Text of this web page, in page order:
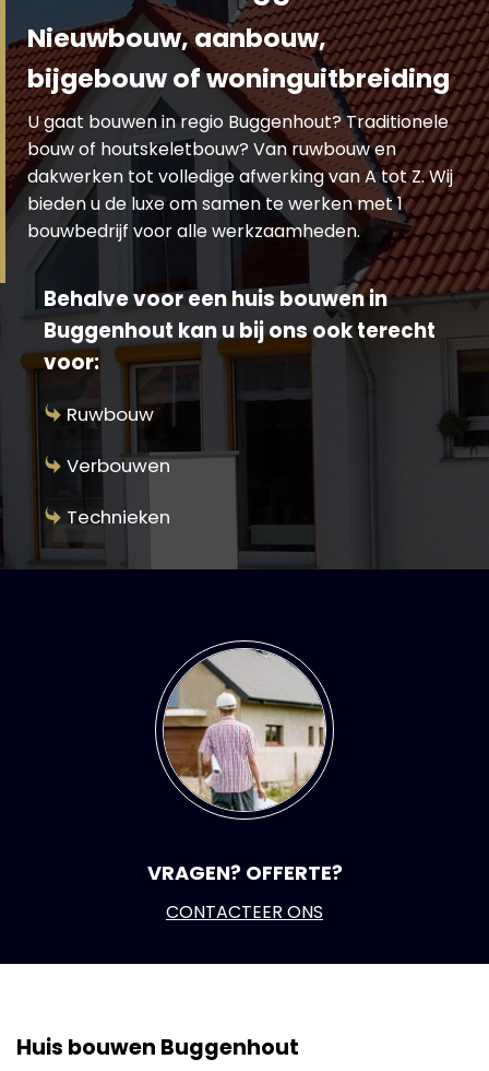
Nieuwbouw, aanbouw,
bijgebouw of woninguitbreiding
U gaat bouwen in regio Buggenhout? Traditionele
bouw of houtskeletbouw? Van ruwbouw en
dakwerken tot volledige afwerking van A tot Z. Wij
bieden u de luxe om samen te werken met 1
bouwbedrijf voor alle werkzaamheden.
Behalve voor een huis bouwen in
Buggenhout kan u bij ons ook terecht
voor:
Ruwbouw
Verbouwen
Technieken
VRAGEN? OFFERTE?
CONTACTEER ONS
Huis bouwen Buggenhout